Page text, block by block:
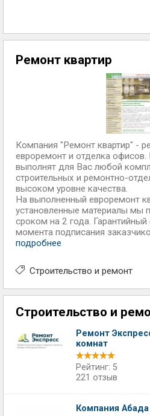
Ремонт квартир
Компания "Ремонт квартир" -
евроремонт и отделка
выполнят для Вас любой
строительных и ремонтно-
высоком уровне качества.
На выполненный евроремонт
установленные материалы мы
сроком на 2 года. Гарантийный
момента подписания
подробнее
Строительство и ремонт
Строительство и
Ремонт
комнат
Рейтинг: 5
221 отзыв
Компания Абада